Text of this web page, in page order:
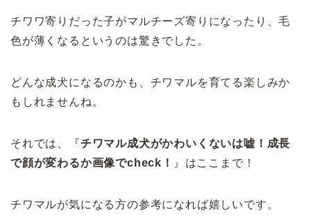
チワワ寄りだった子がマルチーズ寄りになったり、毛
色が薄くなるというのは驚きでした。
どんな成犬になるのかも、チワマルを育てる楽しみか
もしれませんね。
それでは、『チワマル成犬がかわいくないは嘘！成長
で顔が変わるか画像でcheck！
』はここまで！
チワマルが気になる方の参考になれば嬉しいです。